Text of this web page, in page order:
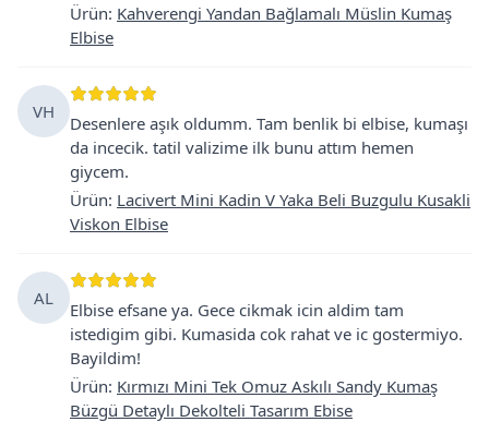
Ürün: Kahverengi Yandan Bağlamalı Müslin Kumaş
Elbise
VH
Desenlere aşık oldumm. Tam benlik bi elbise, kumaşı
da incecik. tatil valizime ilk bunu attım hemen
giycem.
Ürün: Lacivert Mini Kadin V Yaka Beli Buzgulu Kusakli
Viskon Elbise
AL
Elbise efsane ya. Gece cikmak icin aldim tam
istedigim gibi. Kumasida cok rahat ve ic gostermiyo.
Bayildim!
Ürün: Kırmızı Mini Tek Omuz Askılı Sandy Kumaş
Büzgü Detaylı Dekolteli Tasarım Ebise